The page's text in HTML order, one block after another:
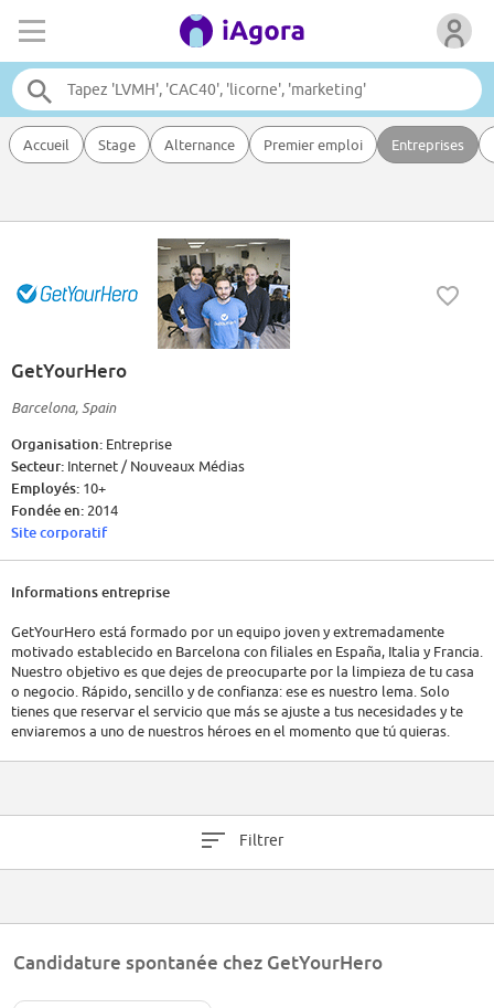
Accueil Stage Alternance Premier emploi Entreprises
GetYourHero
Barcelona, Spain
Organisation: Entreprise
Secteur: Internet / Nouveaux Médias
Employés: 10+
Fondée en: 2014
Site corporatif
Informations entreprise
GetYourHero está formado por un equipo joven y extremadamente
motivado establecido en Barcelona con filiales en España, Italia y Francia.
Nuestro objetivo es que dejes de preocuparte por la limpieza de tu casa
o negocio. Rápido, sencillo y de confianza: ese es nuestro lema. Solo
tienes que reservar el servicio que más se ajuste a tus necesidades y te
enviaremos a uno de nuestros héroes en el momento que tú quieras.
Filtrer
Candidature spontanée chez GetYourHero